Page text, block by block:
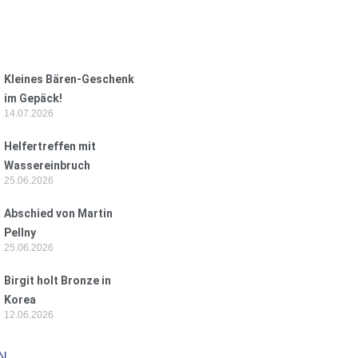
Kleines Bären-Geschenk
im Gepäck!
14.07.2026
Helfertreffen mit
Wassereinbruch
25.06.2026
Abschied von Martin
Pellny
25.06.2026
Birgit holt Bronze in
Korea
12.06.2026